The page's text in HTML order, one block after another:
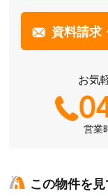
資料請求
お気
営業
この物件を